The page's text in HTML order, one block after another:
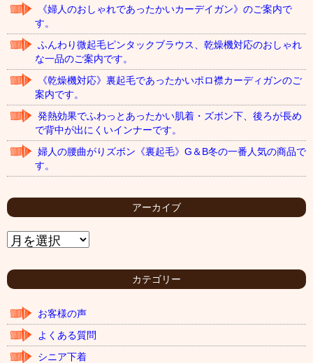
《婦人のおしゃれであったかいカーデイガン》のご案内で
す。
ふんわり微起毛ピンタックブラウス、乾燥機対応のおしゃれ
な一品のご案内です。
《乾燥機対応》裏起毛であったかいポロ襟カーディガンのご
案内です。
発熱効果でふわっとあったかい肌着・ズボン下、後ろが長め
で背中が出にくいインナーです。
婦人の腰曲がりズボン《裏起毛》G＆B冬の一番人気の商品で
す。
アーカイブ
ア
ー
イ
カテゴリー
お客様の声
よくある質問
シニア下着